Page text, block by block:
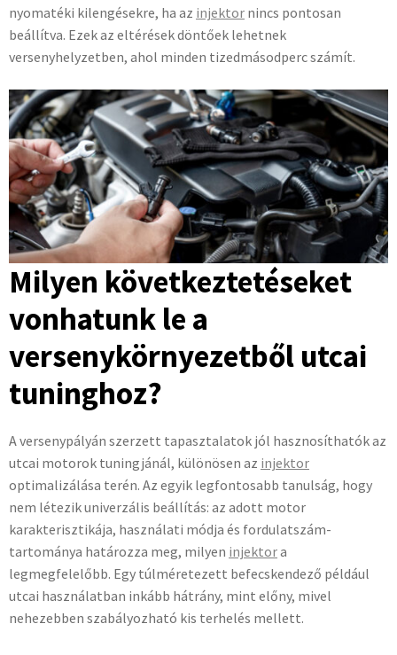
nyomatéki kilengésekre, ha az injektor nincs pontosan
beállítva. Ezek az eltérések döntőek lehetnek
versenyhelyzetben, ahol minden tizedmásodperc számít.
Milyen következtetéseket
vonhatunk le a
versenykörnyezetből utcai
tuninghoz?
A versenypályán szerzett tapasztalatok jól hasznosíthatók az
utcai motorok tuningjánál, különösen az injektor
optimalizálása terén. Az egyik legfontosabb tanulság, hogy
nem létezik univerzális beállítás: az adott motor
karakterisztikája, használati módja és fordulatszám-
tartománya határozza meg, milyen injektora
legmegfelelőbb. Egy túlméretezett befecskendező például
utcai használatban inkább hátrány, mint előny, mivel
nehezebben szabályozható kis terhelés mellett.